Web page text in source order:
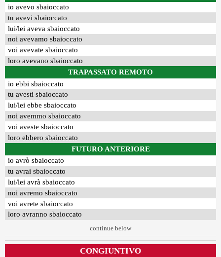
io avevo sbaioccato
tu avevi sbaioccato
lui/lei aveva sbaioccato
noi avevamo sbaioccato
voi avevate sbaioccato
loro avevano sbaioccato
TRAPASSATO REMOTO
io ebbi sbaioccato
tu avesti sbaioccato
lui/lei ebbe sbaioccato
noi avemmo sbaioccato
voi aveste sbaioccato
loro ebbero sbaioccato
FUTURO ANTERIORE
io avrò sbaioccato
tu avrai sbaioccato
lui/lei avrà sbaioccato
noi avremo sbaioccato
voi avrete sbaioccato
loro avranno sbaioccato
continue below
CONGIUNTIVO